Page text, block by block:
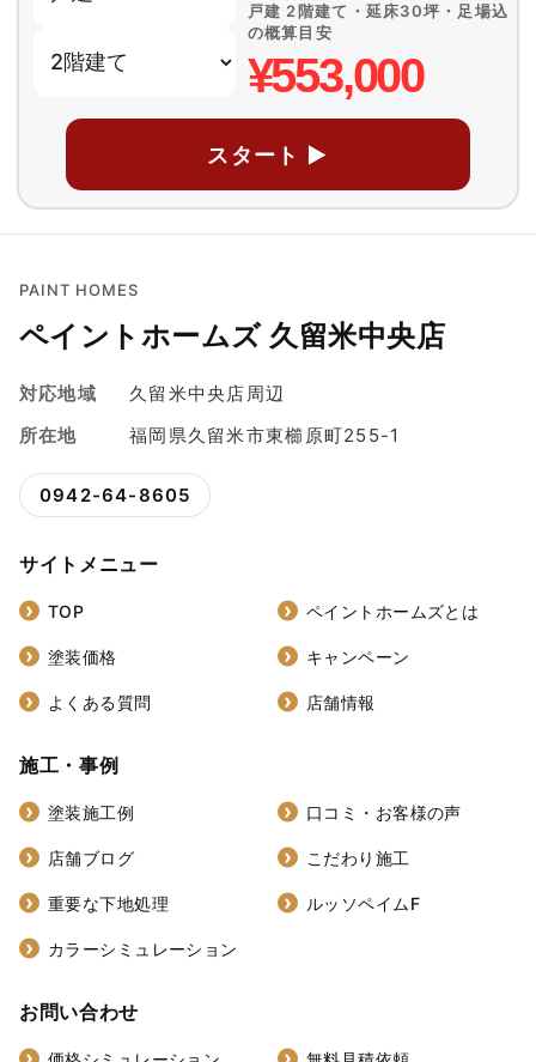
戸建 2階建て・延床30坪・足場込
の概算目安
¥553,000
スタート ▶
PAINT HOMES
ペイントホームズ 久留米中央店
対応地域
久留米中央店周辺
所在地
福岡県久留米市東櫛原町255-1
0942-64-8605
サイトメニュー
TOP ペイントホームズとは
塗装価格 キャンペーン
よくある質問 店舗情報
施工・事例
塗装施工例 口コミ・お客様の声
店舗ブログ こだわり施工
重要な下地処理 ルッソペイムF
カラーシミュレーション
お問い合わせ